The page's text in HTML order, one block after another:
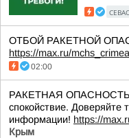
ОТБОЙ РАКЕТНОЙ
https://max.ru/mchs_crimea
02:00
РАКЕТНАЯ ОПАСНОСТЬ
спокойствие. Доверяйте
информации! https://
Крым